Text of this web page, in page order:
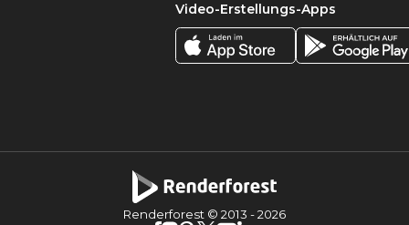
Video-Erstellungs-Apps
Renderforest © 2013 -2026